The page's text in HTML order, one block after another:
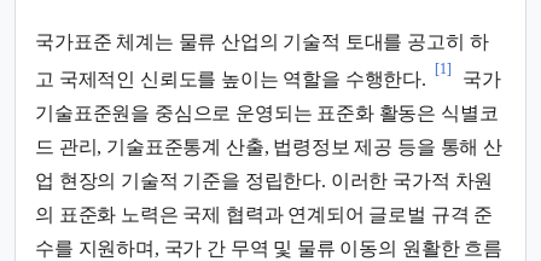
국가표준 체계는 물류 산업의 기술적 토대를 공고히 하
고 국제적인 신뢰도를 높이는 역할을 수행한다.
[1]
국가
기술표준원을 중심으로 운영되는 표준화 활동은 식별코
드 관리, 기술표준통계 산출, 법령정보 제공 등을 통해 산
업 현장의 기술적 기준을 정립한다. 이러한 국가적 차원
의 표준화 노력은 국제 협력과 연계되어 글로벌 규격 준
수를 지원하며, 국가 간 무역 및 물류 이동의 원활한 흐름